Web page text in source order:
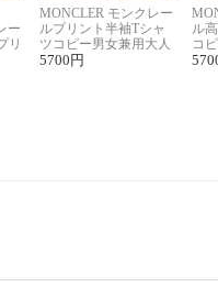
ー
リ
MONCLER モンクレー
ルプリント半袖Tシャ
ツコピー男女兼用大人
可愛い春夏コーデ
5700 円
ル
コ
ィ